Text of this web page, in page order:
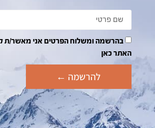
האתר כאן
להרשמה ←